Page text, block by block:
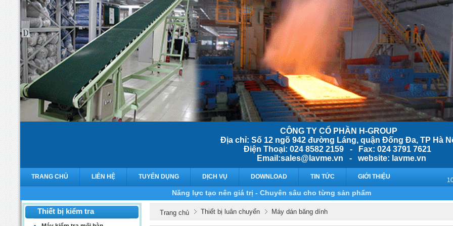
CÔNG TY CỔ PHẦN H-GROUP
Địa chỉ: Số 12 ngõ 942 đường Láng, quận Đống Đa, TP Hà
Điện Thoại: 024 8582 2159 - Fax: 024 3791 7621
Email:sales@lavme.vn - website: lavme.vn
TRANG CHỦ LIÊN HỆ TUYỂN DỤNG DỊCH VỤ DOWNLOAD TIN TỨC GIỚI THIỆU
Năng lực tạo nên giá trị - Chuyên sâu cho từng sản phẩm
Thiết bị kiểm tra Trang chủ Thiết bị luân chuyển Máy dán băng dính